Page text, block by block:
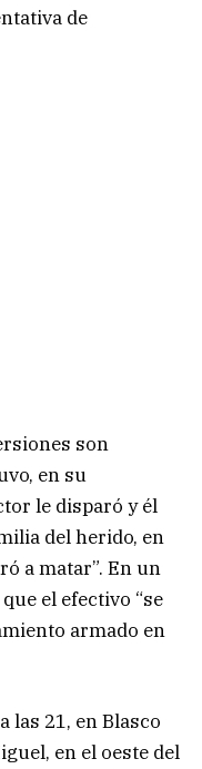
de
son
en su
le disparó y él
del herido, en
a matar”. En un
el efectivo “se
armado en
las 21, en Blasco
en el oeste del